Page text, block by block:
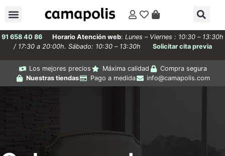
91 658 40 86 Horario Atención web: Lunes – Viernes : 10:30 – 13:30h
/ 17:30 a 20:00h. Sábado: 10:30 – 13:30h
Solicitar cita previa
Los mejores precios Máxima calidad
Compra segura
Nuestras tiendas
Pago a medida info@camapolis.com